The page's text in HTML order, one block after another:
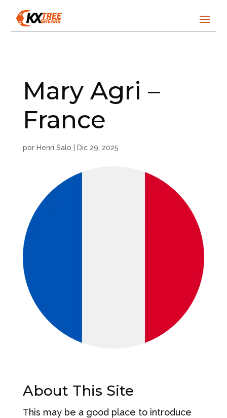
Mary Agri –
France
por Henri Salo Dic 29, 2025
About This Site
This may be a good place to introduce